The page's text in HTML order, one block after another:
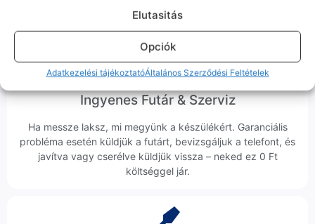
Elutasitás
Opciók
Adatkezelési tájékoztatóÁltalános Szerződési Feltételek
veszik az ügyedet.
Ingyenes Futár & Szerviz
Ha messze laksz, mi megyünk a készülékért. Garanciális
probléma esetén küldjük a futárt, bevizsgáljuk a telefont, és
javítva vagy cserélve küldjük vissza – neked ez 0 Ft
költséggel jár.